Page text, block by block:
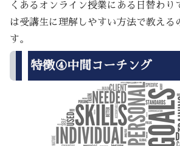
くあるオンライン授業にある日替わり
は受講生に理解しやすい方法で教える
す。
特徴④中間コーチング